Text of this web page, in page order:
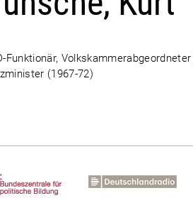
Funktionär,
(1967-72)